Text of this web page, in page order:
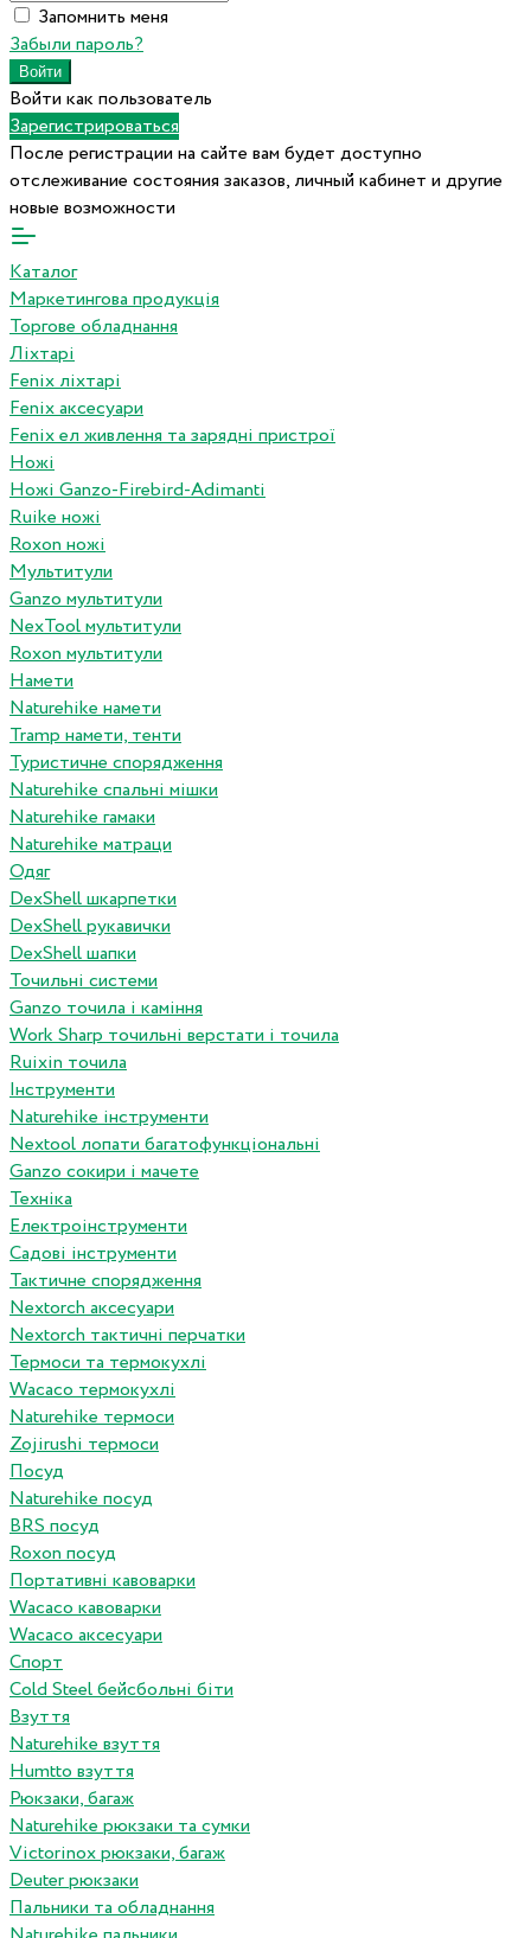
Запомнить меня
Забыли пароль?
Войти как пользователь
Зарегистрироваться
После регистрации на сайте вам будет доступно
отслеживание состояния заказов, личный кабинет и другие
новые возможности
Каталог
Маркетингова продукція
Торгове обладнання
Ліхтарі
Fenix ліхтарі
Fenix аксесуари
Fenix ел живлення та зарядні пристрої
Ножі
Ножі Ganzo-Firebird-Adimanti
Ruike ножі
Roxon ножi
Мультитули
Ganzo мультитули
NexTool мультитули
Roxon мультитули
Намети
Naturehike намети
Tramp намети, тенти
Туристичне спорядження
Naturehike спальні мішки
Naturehike гамаки
Naturehike матраци
Одяг
DexShell шкарпетки
DexShell рукавички
DexShell шапки
Точильні системи
Ganzo точила і каміння
Work Sharp точильні верстати і точила
Ruixin точила
Інструменти
Naturehike інструменти
Nextool лопати багатофункціональні
Ganzo сокири і мачете
Техніка
Електроінструменти
Садові інструменти
Тактичне спорядження
Nextorch аксесуари
Nextorch тактичні перчатки
Термоси та термокухлі
Wacaco термокухлі
Naturehike термоси
Zojirushi термоси
Посуд
Naturehike посуд
BRS посуд
Roxon посуд
Портативні кавоварки
Wacaco кавоварки
Wacaco аксесуари
Спорт
Cold Steel бейсбольні біти
Взуття
Naturehike взуття
Humtto взуття
Рюкзаки, багаж
Naturehike рюкзаки та сумки
Victorinox рюкзаки, багаж
Deuter рюкзаки
Пальники та обладнання